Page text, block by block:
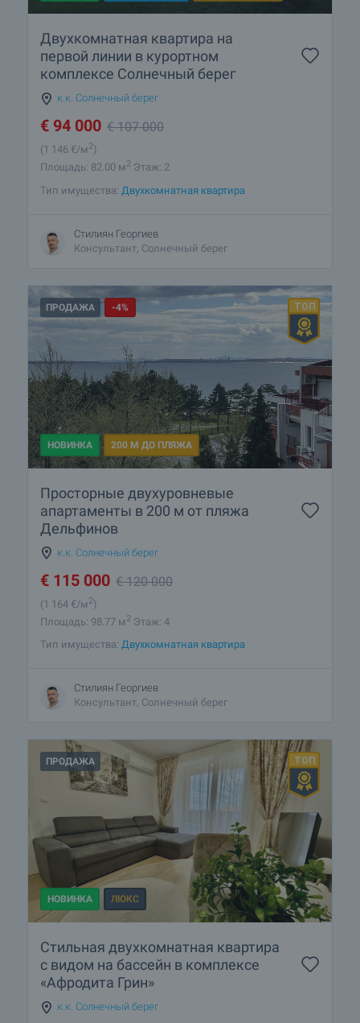
Двухкомнатная квартира на
первой линии в курортном
комплексе Солнечный берег
к.к. Солнечный берег
€ 94 000 €107 000
(1 146 €/м2)
Площадь: 82.00 м2 Этаж: 2
Тип имущества: Двухкомнатная квартира
Стилиян Георгиев
Консультант, Солнечный берег
ПРОДАЖА -4%
НОВИНКА 200 М ДО ПЛЯЖА
Просторные двухуровневые
апартаменты в 200 м от пляжа
Дельфинов
к.к. Солнечный берег
€ 115 000 €120 000
(1 164 €/м2)
Площадь: 98.77 м2 Этаж: 4
Тип имущества: Двухкомнатная квартира
Стилиян Георгиев
Консультант, Солнечный берег
ПРОДАЖА
НОВИНКА ЛЮКС
Стильная двухкомнатная квартира
с видом на бассейн в комплексе
«Афродита Грин»
к.к. Солнечный берег